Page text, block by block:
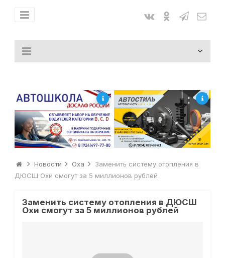
Новости Оха
Заменить систему отопления в
ДЮСШ Охи смогут за 5 миллионов рублей
Заменить систему отопления в ДЮСШ
Охи смогут за 5 миллионов рублей